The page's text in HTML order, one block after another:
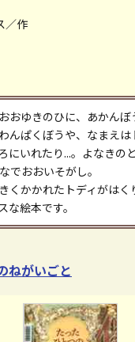
／作
おゆきのひに、あかん
んぱくぼうや、なまえは
にいれたり...。よなきの
でおおいそがし。
くかかれたトディがはく
な絵本です。
ねがいごと